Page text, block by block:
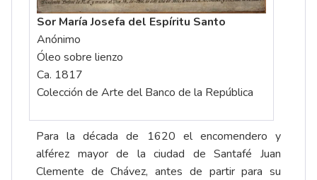
Sor María Josefa del Espíritu Santo
Anónimo
Óleo sobre lienzo
Ca. 1817
Colección de Arte del Banco de la República
Para la década de 1620 el encomendero y
alférez mayor de la ciudad de Santafé Juan
Clemente de Chávez, antes de partir para su